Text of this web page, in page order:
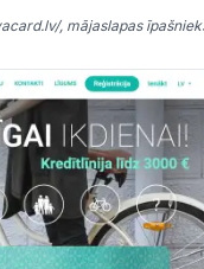
, mājaslapas